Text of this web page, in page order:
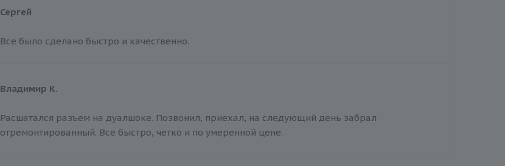
Сергей
Все было сделано быстро и качественно.
Владимир К.
Расшатался разъем на дуалшоке. Позвонил, приехал, на следующий день забрал
отремонтированный. Все быстро, четко и по умеренной цене.